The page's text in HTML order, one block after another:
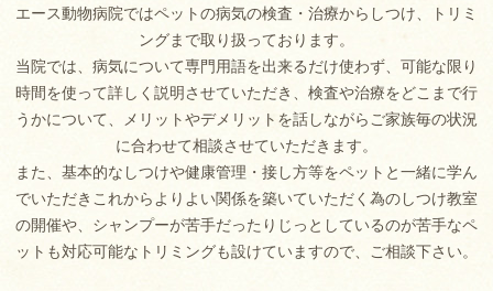
エース動物病院ではペットの病気の検査・治療からしつけ、トリミ
ングまで取り扱っております。
当院では、病気について専門用語を出来るだけ使わず、可能な限り
時間を使って詳しく説明させていただき、検査や治療をどこまで行
うかについて、メリットやデメリットを話しながらご家族毎の状況
に合わせて相談させていただきます。
また、基本的なしつけや健康管理・接し方等をペットと一緒に学ん
でいただきこれからよりよい関係を築いていただく為のしつけ教室
の開催や、シャンプーが苦手だったりじっとしているのが苦手なペ
ットも対応可能なトリミングも設けていますので、ご相談下さい。